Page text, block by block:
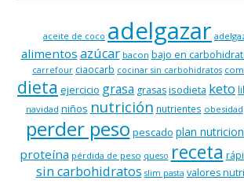
aceite de coco adelgazar
alimentos azúcar bacon bajo en
carrefour ciaocarb cocinar sin carbohidratos
dieta ejercicio grasa grasasisodieta keto
navidad niños nutrición nutrientes obesidad
perder peso pescado plan
proteína pérdida de peso queso receta
sin carbohidratos slim pasta valores